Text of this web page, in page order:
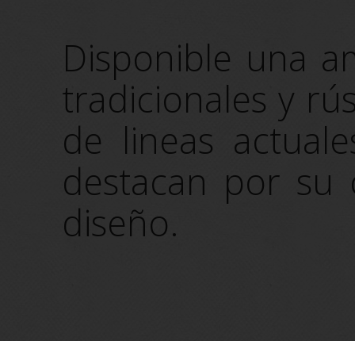
Disponible una
tradicionales y
de lineas
destacan por su
diseño.